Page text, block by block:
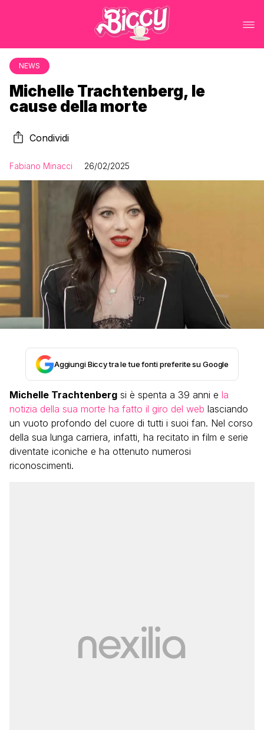
NEWS
Michelle Trachtenberg, le
cause della morte
Condividi
Fabiano Minacci 26/02/2025
Aggiungi Biccy tra le tue fonti preferite su Google
Michelle Trachtenberg si è spenta a 39 anni e la
notizia della sua morte ha fatto il giro del web lasciando
un vuoto profondo del cuore di tutti i suoi fan. Nel corso
della sua lunga carriera, infatti, ha recitato in film e serie
diventate iconiche e ha ottenuto numerosi
riconoscimenti.